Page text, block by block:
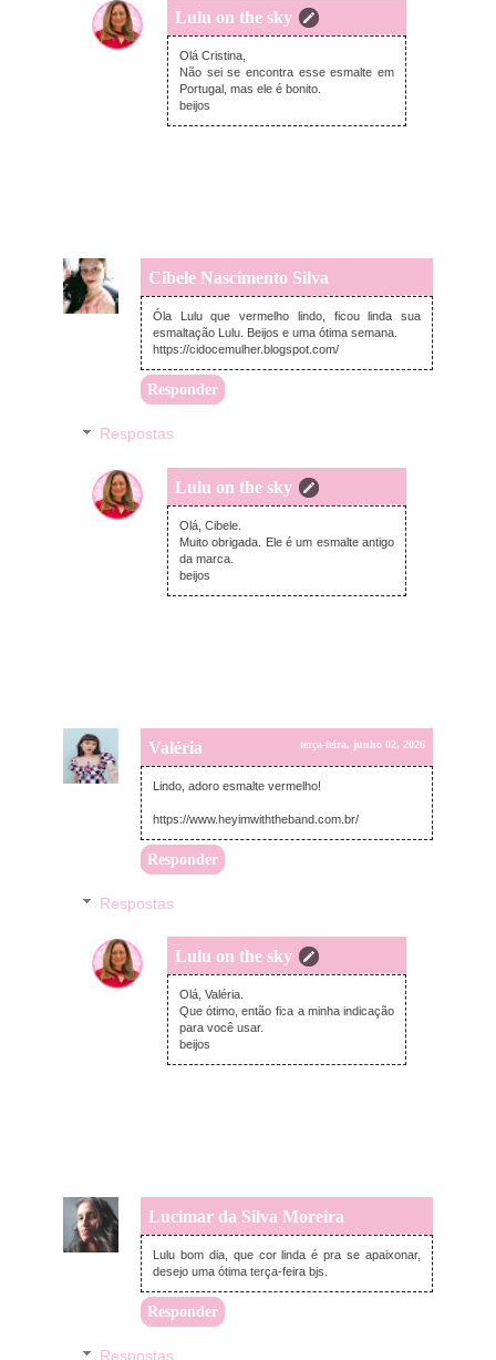
Lulu on the sky
domingo, junho 07, 2026
Olá Cristina,
Não sei se encontra esse esmalte em
Portugal, mas ele é bonito.
beijos
Cibele Nascimento Silva
segunda-feira, junho 01, 2026
Óla Lulu que vermelho lindo, ficou linda sua
esmaltação Lulu. Beijos e uma ótima semana.
https://cidocemulher.blogspot.com/
Responder
Respostas
Lulu on the sky
domingo, junho 07, 2026
Olá, Cibele.
Muito obrigada. Ele é um esmalte antigo
da marca.
beijos
Valéria terça-feira, junho 02, 2026
Lindo, adoro esmalte vermelho!
https://www.heyimwiththeband.com.br/
Responder
Respostas
Lulu on the sky
domingo, junho 07, 2026
Olá, Valéria.
Que ótimo, então fica a minha indicação
para você usar.
beijos
Lucimar da Silva Moreira
terça-feira, junho 02, 2026
Lulu bom dia, que cor linda é pra se apaixonar,
desejo uma ótima terça-feira bjs.
Responder
Respostas